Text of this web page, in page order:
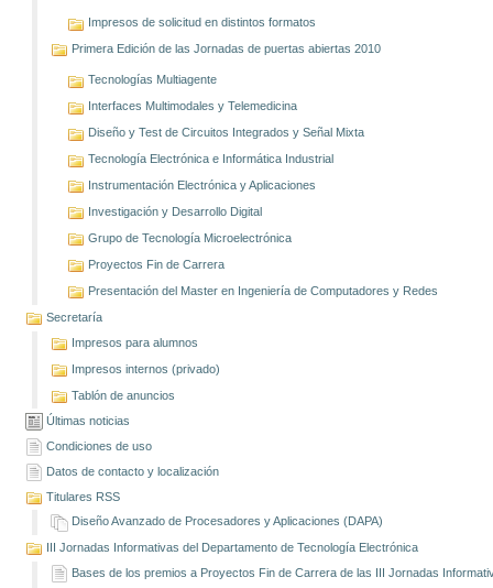
Impresos de solicitud en distintos formatos
Primera Edición de las Jornadas de puertas abiertas 2010
Tecnologías Multiagente
Interfaces Multimodales y Telemedicina
Diseño y Test de Circuitos Integrados y Señal Mixta
Tecnología Electrónica e Informática Industrial
Instrumentación Electrónica y Aplicaciones
Investigación y Desarrollo Digital
Grupo de Tecnología Microelectrónica
Proyectos Fin de Carrera
Presentación del Master en Ingeniería de Computadores y Redes
Secretaría
Impresos para alumnos
Impresos internos (privado)
Tablón de anuncios
Últimas noticias
Condiciones de uso
Datos de contacto y localización
Titulares RSS
Diseño Avanzado de Procesadores y Aplicaciones (DAPA)
III Jornadas Informativas del Departamento de Tecnología Electrónica
Bases de los premios a Proyectos Fin de Carrera de las III Jornadas